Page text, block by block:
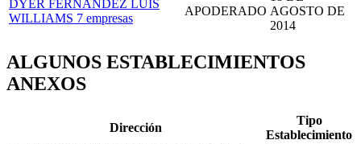
DYER FERNANDEZ LUIS
WILLIAMS 7 empresas
APODERADO AGOSTO DE
2014
ALGUNOS ESTABLECIMIENTOS
ANEXOS
Dirección
Tipo
Establecimiento